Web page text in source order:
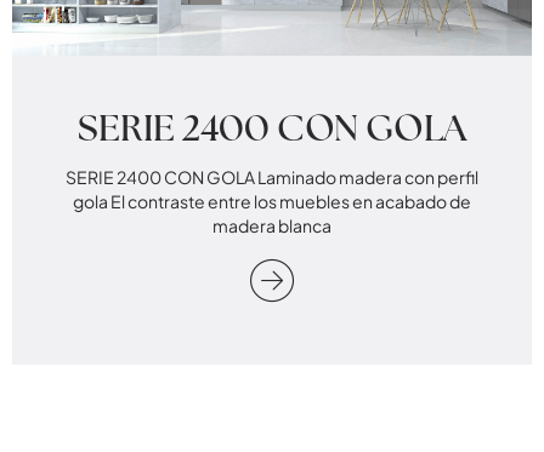
SERIE 2400 CON GOLA
SERIE 2400 CON GOLA Laminado madera con perfil
gola El contraste entre los muebles en acabado de
madera blanca